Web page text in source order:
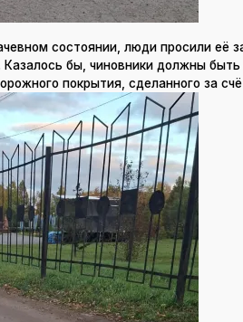
состоянии, люди просили её
Казалось бы, чиновники должны
покрытия, сделанного за